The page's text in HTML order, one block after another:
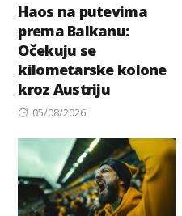
Haos na putevima
prema Balkanu:
Očekuju se
kilometarske kolone
kroz Austriju
Posted
05/08/2026